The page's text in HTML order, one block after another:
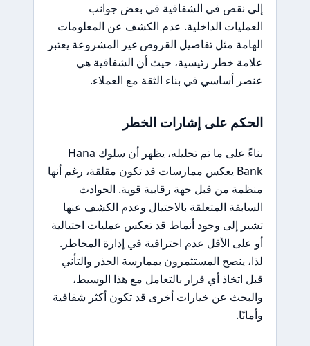
إلى نقص في الشفافية في بعض جوانب
العمليات الداخلية. عدم الكشف عن المعلومات
الهامة مثل تفاصيل القروض غير المشروعة يعتبر
علامة خطر رئيسية، حيث أن الشفافية هي
عنصر أساسي في بناء الثقة مع العملاء.
الحكم على إشارات الخطر
بناءً على ما تم تحليله، يظهر أن سلوك Hana
Bank يعكس ممارسات قد تكون مقلقة، رغم أنها
منظمة من قبل جهة رقابية قوية. الحوادث
السابقة المتعلقة بالاحتيال وعدم الكشف عنها
تشير إلى وجود أنماط قد تعكس عمليات احتيالية
أو على الأقل عدم احترافية في إدارة المخاطر.
لذا، ينصح المستثمرون بممارسة الحذر والتأني
قبل اتخاذ أي قرار بالتعامل مع هذا الوسيط،
والبحث عن خيارات أخرى قد تكون أكثر شفافية
وأمانًا.